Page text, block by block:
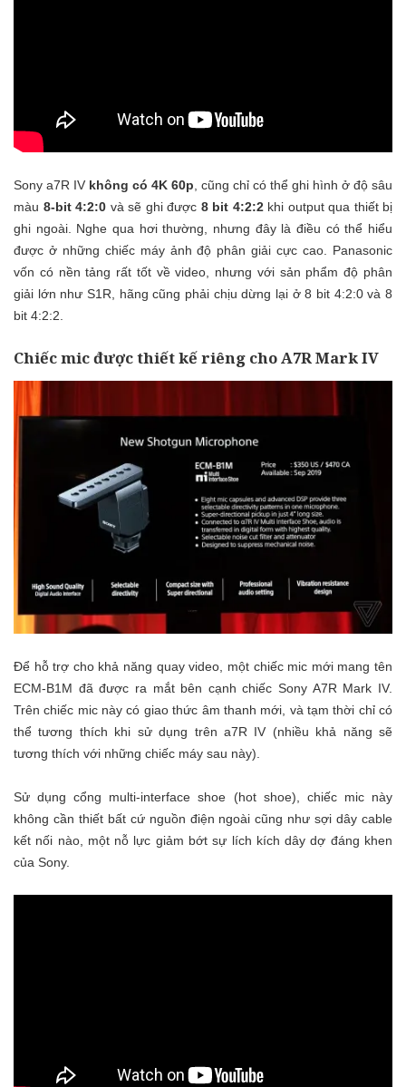
Sony a7R IV không có 4K 60p , cũng chỉ có thể ghi hình ở độ sâu
màu 8-bit 4:2:0 và sẽ ghi được 8 bit 4:2:2khi output qua thiết bị
ghi ngoài. Nghe qua hơi thường, nhưng đây là điều có thể hiểu
được ở những chiếc máy ảnh độ phân giải cực cao. Panasonic
vốn có nền tảng rất tốt về video, nhưng với sản phẩm độ phân
giải lớn như S1R, hãng cũng phải chịu dừng lại ở 8 bit 4:2:0 và 8
bit 4:2:2.
Chiếc mic được thiết kế riêng cho A7R Mark IV
Để hỗ trợ cho khả năng quay video, một chiếc mic mới mang tên
ECM-B1M đã được ra mắt bên cạnh chiếc Sony A7R Mark IV.
Trên chiếc mic này có giao thức âm thanh mới, và tạm thời chỉ có
thể tương thích khi sử dụng trên a7R IV (nhiều khả năng sẽ
tương thích với những chiếc máy sau này).
Sử dụng cổng multi-interface shoe (hot shoe), chiếc mic này
không cần thiết bất cứ nguồn điện ngoài cũng như sợi dây cable
kết nối nào, một nỗ lực giảm bớt sự lích kích dây dợ đáng khen
của Sony.